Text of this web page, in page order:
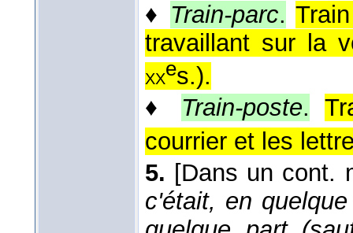
♦ Train-parc.
travaillant sur la
xxes.).
♦ Train-poste.
courrier et les
5. [Dans un cont.
c'était, en